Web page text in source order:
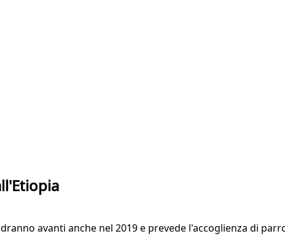
avanti anche nel 2019 e prevede l'accoglienza di